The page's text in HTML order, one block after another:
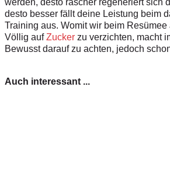
werden, desto rascher regeneriert sich
desto besser fällt deine Leistung beim
Training aus. Womit wir beim Resümee
Völlig aufZucker zu verzichten, macht
Bewusst darauf zu achten, jedoch
Auch interessant ...